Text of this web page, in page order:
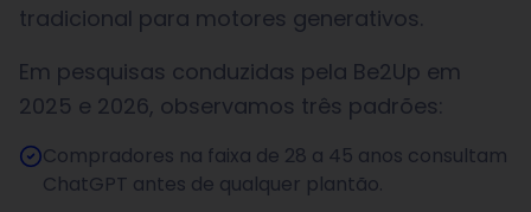
tradicional para motores generativos.
Em pesquisas conduzidas pela Be2Up em
2025 e 2026, observamos três padrões:
Compradores na faixa de 28 a 45 anos consultam
ChatGPT antes de qualquer plantão.